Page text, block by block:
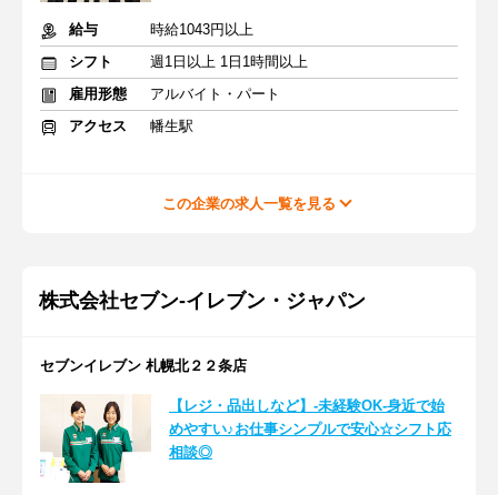
給与
時給1043円以上
シフト
週1日以上 1日1時間以上
雇用形態
アルバイト・パート
アクセス
幡生駅
この企業の求人一覧を見る
株式会社セブン-イレブン・ジャパン
セブンイレブン 札幌北２２条店
【レジ・品出しなど】-未経験OK-身近で始
めやすい♪お仕事シンプルで安心☆シフト応
相談◎